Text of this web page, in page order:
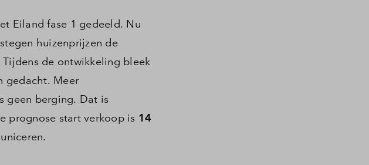
Eiland fase 1 gedeeld. Nu
huizenprijzen de
de ontwikkeling bleek
gedacht. Meer
geen berging. Dat is
prognose start verkoop is 14